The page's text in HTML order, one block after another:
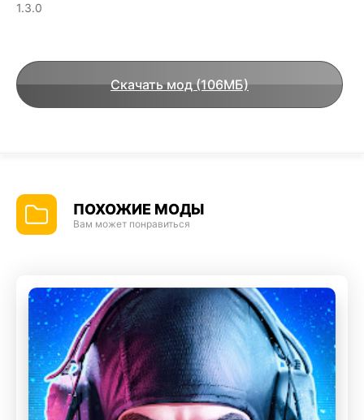
1.3.0
Скачать мод (106МБ)
ПОХОЖИЕ МОДЫ
Вам может понравиться